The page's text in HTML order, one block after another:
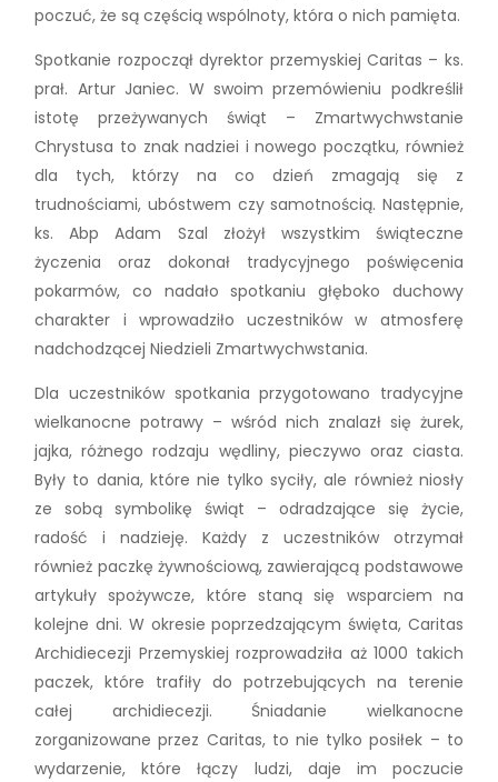
poczuć, że są częścią wspólnoty, która o nich pamięta.
Spotkanie rozpoczął dyrektor przemyskiej Caritas – ks.
prał. Artur Janiec. W swoim przemówieniu podkreślił
istotę przeżywanych świąt – Zmartwychwstanie
Chrystusa to znak nadziei i nowego początku, również
dla tych, którzy na co dzień zmagają się z
trudnościami, ubóstwem czy samotnością. Następnie,
ks. Abp Adam Szal złożył wszystkim świąteczne
życzenia oraz dokonał tradycyjnego poświęcenia
pokarmów, co nadało spotkaniu głęboko duchowy
charakter i wprowadziło uczestników w atmosferę
nadchodzącej Niedzieli Zmartwychwstania.
Dla uczestników spotkania przygotowano tradycyjne
wielkanocne potrawy – wśród nich znalazł się żurek,
jajka, różnego rodzaju wędliny, pieczywo oraz ciasta.
Były to dania, które nie tylko syciły, ale również niosły
ze sobą symbolikę świąt – odradzające się życie,
radość i nadzieję. Każdy z uczestników otrzymał
również paczkę żywnościową, zawierającą podstawowe
artykuły spożywcze, które staną się wsparciem na
kolejne dni. W okresie poprzedzającym święta, Caritas
Archidiecezji Przemyskiej rozprowadziła aż 1000 takich
paczek, które trafiły do potrzebujących na terenie
całej archidiecezji. Śniadanie wielkanocne
zorganizowane przez Caritas, to nie tylko posiłek – to
wydarzenie, które łączy ludzi, daje im poczucie